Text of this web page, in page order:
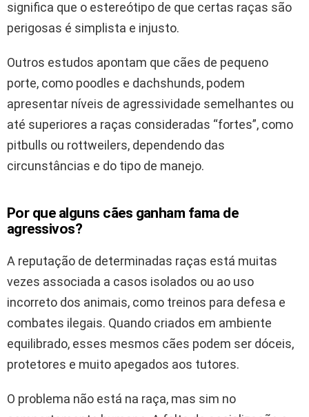
significa que o estereótipo de que certas raças são
perigosas é simplista e injusto.
Outros estudos apontam que cães de pequeno
porte, como poodles e dachshunds, podem
apresentar níveis de agressividade semelhantes ou
até superiores a raças consideradas “fortes”, como
pitbulls ou rottweilers, dependendo das
circunstâncias e do tipo de manejo.
Por que alguns cães ganham fama de
agressivos?
A reputação de determinadas raças está muitas
vezes associada a casos isolados ou ao uso
incorreto dos animais, como treinos para defesa e
combates ilegais. Quando criados em ambiente
equilibrado, esses mesmos cães podem ser dóceis,
protetores e muito apegados aos tutores.
O problema não está na raça, mas sim no